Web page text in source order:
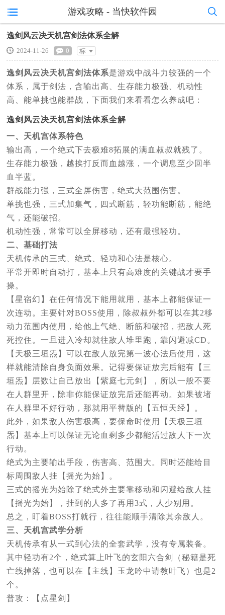
游戏攻略 - 当快软件园
逸剑风云决天机宫剑法体系全解
2024-11-26 0
标
准
逸剑风云决天机宫剑法体系是游戏中战斗力较强的一个
体系，属于剑法，含输出高、生存能力极强、机动性
高、能单挑也能群战，下面我们来看看怎么养成吧：
逸剑风云决天机宫剑法体系全解
一、天机宫体系特色
输出高，一个绝式下去极难8拓展的满血叔叔就残了。
生存能力极强，越挨打反而血越涨，一个调息至少回半
血半蓝。
群战能力强，三式全屏伤害，绝式大范围伤害。
单挑也强，三式加集气，四式断筋，轻功能断筋，能绝
气，还能破招。
机动性强，常常可以全屏移动，还有最强轻功。
二、基础打法
天机传承的三式、绝式、轻功和心法是核心。
平常开即时自动打，基本上只有高难度的关键战才要手
操。
【星宿幻】在任何情况下能用就用，基本上都能保证一
次连动。主要针对BOSS使用，除叔叔外都可以在其2移
动力范围内使用，给他上气绝、断筋和破招，把敌人死
死控住。一旦进入冷却就往敌人堆里跑，靠闪避减CD。
【天极三垣炁】可以在敌人放完第一波心法后使用，这
样就能清除自身负面效果。记得要保证放完后能有【三
垣炁】层数让自己放出【紫庭七元剑】，所以一般不要
在人群里开，除非你能保证放完后还能再动。如果被堵
在人群里不好行动，那就用平替版的【五恒天经】。
此外，如果敌人伤害极高，要保命时使用【天极三垣
炁】基本上可以保证无论血剩多少都能活过敌人下一次
行动。
绝式为主要输出手段，伤害高、范围大。同时还能给目
标周围敌人挂【摇光为始】。
三式的摇光为始除了绝式外主要靠移动和闪避给敌人挂
【摇光为始】，挂到的人多了再用3式，人少别用。
总之，盯着BOSS打就行，往往能顺手清除其余敌人。
三、天机宫武学分析
天机传承有从一式到心法的全套武学，没有专属装备。
其中轻功有2个，绝式算上叶飞的玄阳六合剑（秘籍是死
亡线掉落，也可以在【主线】玉龙吟中请教叶飞）也是2
个。
普攻：【点星剑】